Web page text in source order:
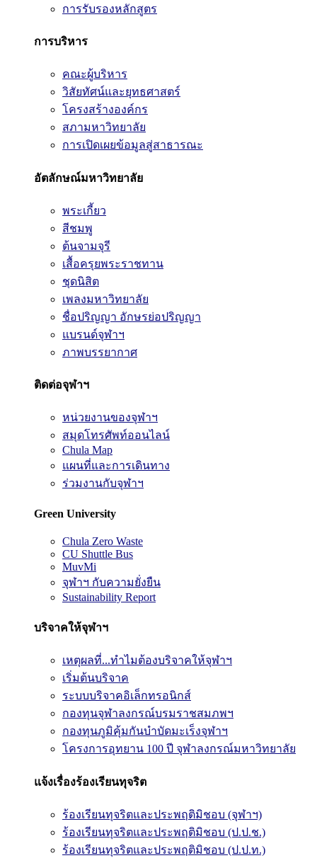
การรับรองหลักสูตร
การบริหาร
คณะผู้บริหาร
วิสัยทัศน์และยุทธศาสตร์
โครงสร้างองค์กร
สภามหาวิทยาลัย
การเปิดเผยข้อมูลสู่สาธารณะ
อัตลักษณ์มหาวิทยาลัย
พระเกี้ยว
สีชมพู
ต้นจามจุรี
เสื้อครุยพระราชทาน
ชุดนิสิต
เพลงมหาวิทยาลัย
ชื่อปริญญา อักษรย่อปริญญา
แบรนด์จุฬาฯ
ภาพบรรยากาศ
ติดต่อจุฬาฯ
หน่วยงานของจุฬาฯ
สมุดโทรศัพท์ออนไลน์
Chula Map
แผนที่และการเดินทาง
ร่วมงานกับจุฬาฯ
Green University
Chula Zero Waste
CU Shuttle Bus
MuvMi
จุฬาฯ กับความยั่งยืน
Sustainability Report
บริจาคให้จุฬาฯ
เหตุผลที่...ทำไมต้องบริจาคให้จุฬาฯ
เริ่มต้นบริจาค
ระบบบริจาคอิเล็กทรอนิกส์
กองทุนจุฬาลงกรณ์บรมราชสมภพฯ
กองทุนภูมิคุ้มกันบำบัดมะเร็งจุฬาฯ
โครงการอุทยาน 100 ปี จุฬาลงกรณ์มหาวิทยาลัย
แจ้งเรื่องร้องเรียนทุจริต
ร้องเรียนทุจริตและประพฤติมิชอบ (จุฬาฯ)
ร้องเรียนทุจริตและประพฤติมิชอบ (ป.ป.ช.)
ร้องเรียนทุจริตและประพฤติมิชอบ (ป.ป.ท.)